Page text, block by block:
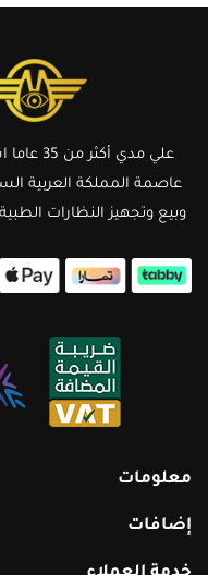
علي مدي
عاصمة المملكة العربية
وبيع وتجهيز النظارات
معلومات
إضافات